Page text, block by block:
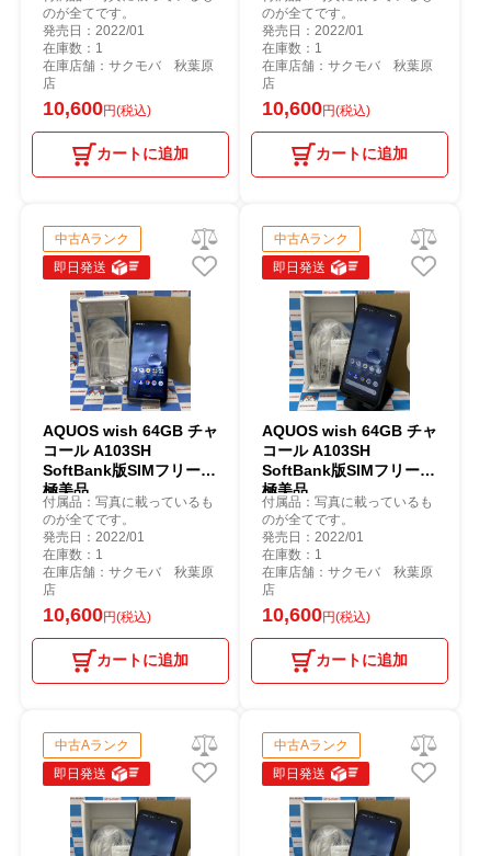
のが全てです。
発売日：2022/01
在庫数：1
在庫店舗：サクモバ 秋葉原
店
10,600円(税込)
カートに追加
のが全てです。
発売日：2022/01
在庫数：1
在庫店舗：サクモバ 秋葉原
店
10,600円(税込)
カートに追加
中古Aランク
即日発送
AQUOS wish 64GB チャ
コール A103SH
SoftBank版SIMフリー
極美品
付属品：写真に載っているも
のが全てです。
発売日：2022/01
在庫数：1
在庫店舗：サクモバ 秋葉原
店
10,600円(税込)
カートに追加
中古Aランク
即日発送
AQUOS wish 64GB チャ
コール A103SH
SoftBank版SIMフリー
極美品
付属品：写真に載っているも
のが全てです。
発売日：2022/01
在庫数：1
在庫店舗：サクモバ 秋葉原
店
10,600円(税込)
カートに追加
中古Aランク
即日発送
中古Aランク
即日発送